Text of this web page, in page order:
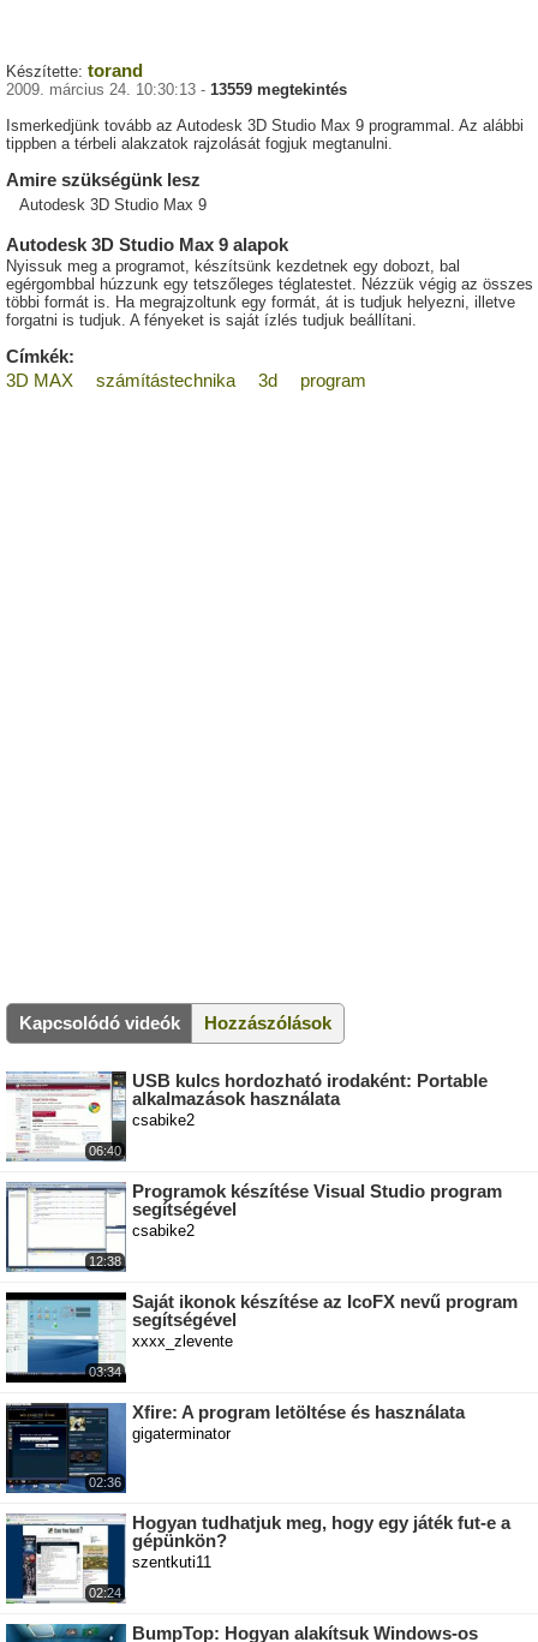
Készítette: torand
2009. március 24. 10:30:13 - 13559 megtekintés
Ismerkedjünk tovább az Autodesk 3D Studio Max 9 programmal. Az alábbi
tippben a térbeli alakzatok rajzolását fogjuk megtanulni.
Amire szükségünk lesz
Autodesk 3D Studio Max 9
Autodesk 3D Studio Max 9 alapok
Nyissuk meg a programot, készítsünk kezdetnek egy dobozt, bal
egérgombbal húzzunk egy tetszőleges téglatestet. Nézzük végig az összes
többi formát is. Ha megrajzoltunk egy formát, át is tudjuk helyezni, illetve
forgatni is tudjuk. A fényeket is saját ízlés tudjuk beállítani.
Címkék:
3D MAX
számítástechnika 3d program
Kapcsolódó videók Hozzászólások
06:40
USB kulcs hordozható irodaként: Portable
alkalmazások használata
csabike2
12:38
Programok készítése Visual Studio program
segítségével
csabike2
03:34
Saját ikonok készítése az IcoFX nevű program
segítségével
xxxx_zlevente
02:36
Xfire: A program letöltése és használata
gigaterminator
02:24
Hogyan tudhatjuk meg, hogy egy játék fut-e a
gépünkön?
szentkuti11
BumpTop: Hogyan alakítsuk Windows-os